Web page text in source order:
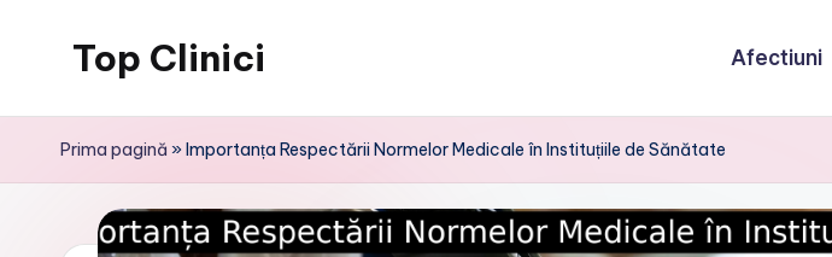
Top Clinici Afectiuni
Prima pagină »Importanța Respectării Normelor Medicale în Instituțiile de Sănătate